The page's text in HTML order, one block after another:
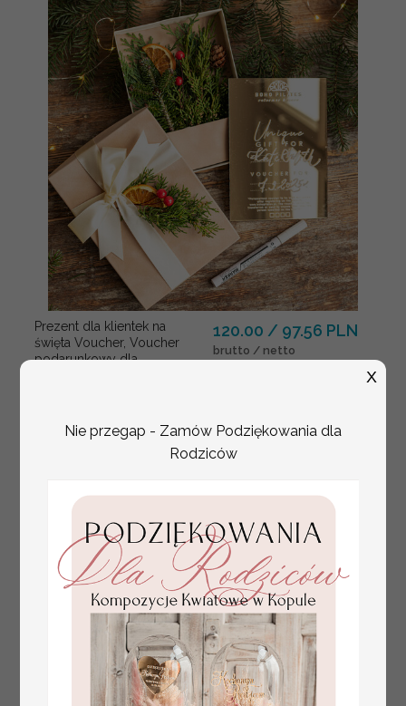
Prezent dla klientek na
święta Voucher, Voucher
podarunkowy dla
prezent voucher
welurowe pudełko -
120.00 / 97.56 PLN
brutto / netto
Nie przegap - Zamów Podziękowania dla
Rodziców
X